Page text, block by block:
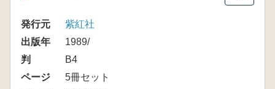
発行元
紫紅社
出版年
1989/
判
B4
ページ
5冊セット